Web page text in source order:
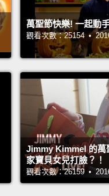
萬聖節快樂! 一起動
觀看次數：25154 •
Jimmy Kimmel 的萬
家寶貝女兒打臉？！
觀看次數：26159 •